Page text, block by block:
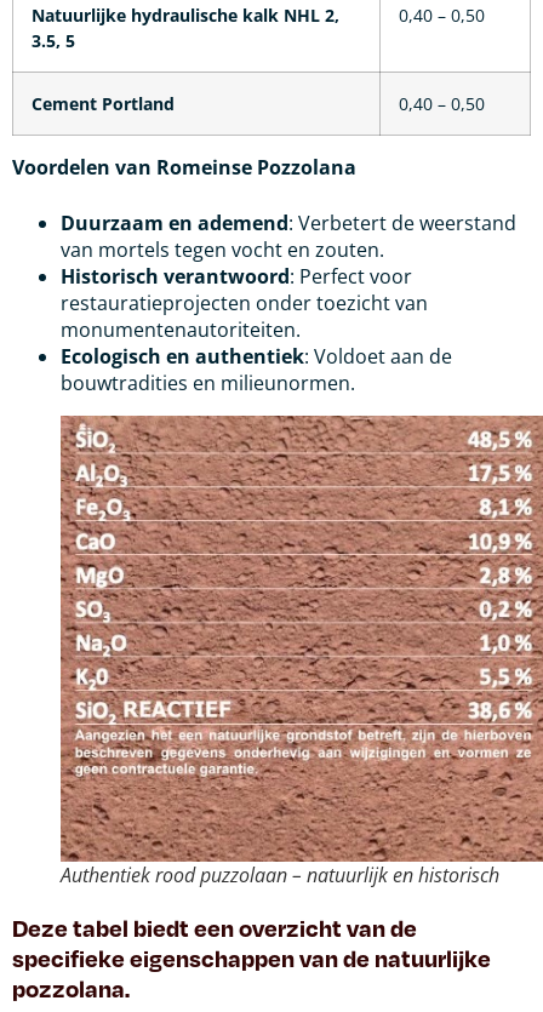
Natuurlijke hydraulische kalk NHL 2,
3.5, 5
0,40 – 0,50
Cement Portland 0,40 – 0,50
Voordelen van Romeinse Pozzolana
Duurzaam en ademend: Verbetert de weerstand
van mortels tegen vocht en zouten.
Historisch verantwoord: Perfect voor
restauratieprojecten onder toezicht van
monumentenautoriteiten.
Ecologisch en authentiek: Voldoet aan de
bouwtradities en milieunormen.
Authentiek rood puzzolaan – natuurlijk en historisch
Deze tabel biedt een overzicht van de
specifieke eigenschappen van de natuurlijke
pozzolana.